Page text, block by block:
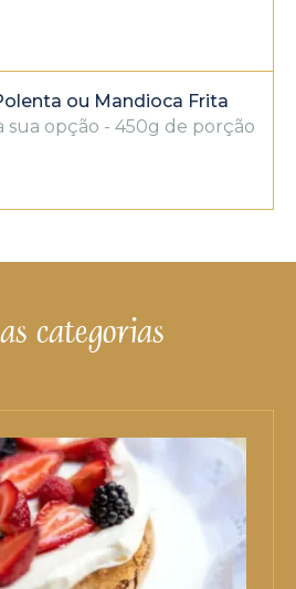
ou Mandioca Frita
sua opção - 450g de porção
categorias